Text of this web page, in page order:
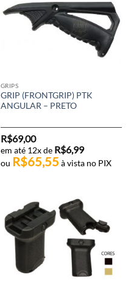
GRIPS
GRIP (FRONTGRIP) PTK
ANGULAR – PRETO
R$69,00
em até 12x de R$6,99
ou R$65,55 à vista no PIX